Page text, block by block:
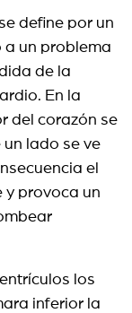
define por un
un problema
de la
En la
del corazón se
lado se ve
el
y provoca un
los
inferior la